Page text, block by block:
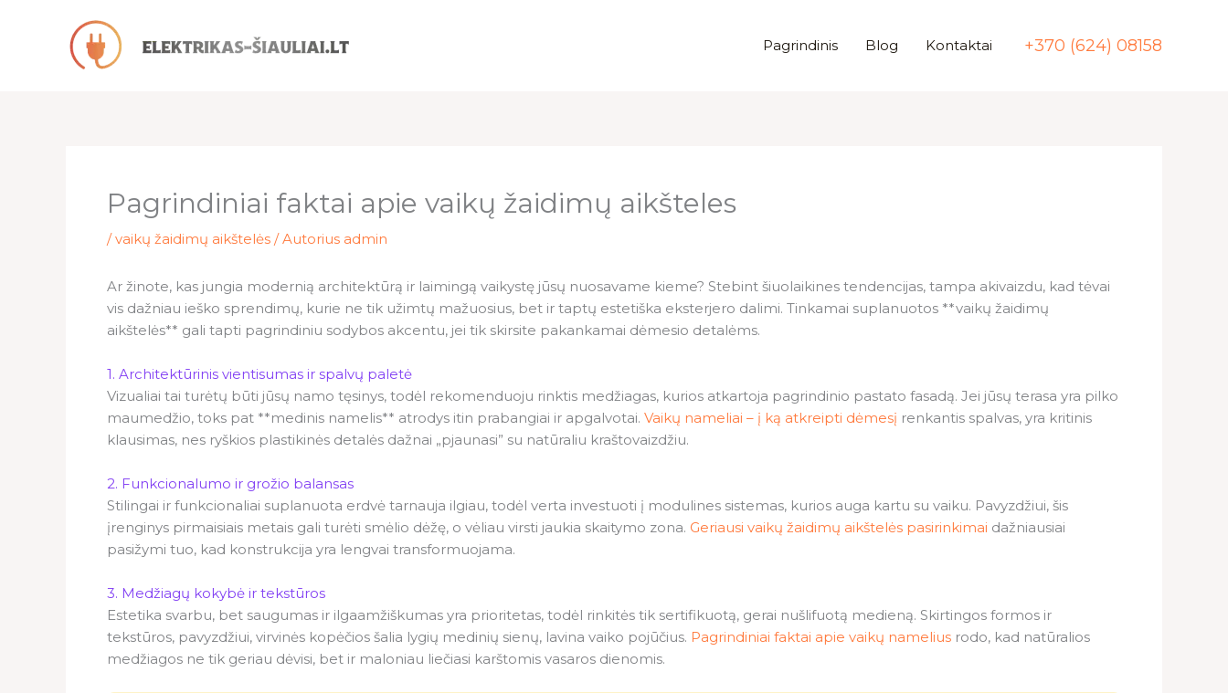
Pagrindinis Blog Kontaktai +370 (624) 08158
Pagrindiniai faktai apie vaikų žaidimų aikšteles
/vaikų žaidimų aikštelės / Autorius admin
Ar žinote, kas jungia modernią architektūrą ir laimingą vaikystę jūsų nuosavame kieme? Stebint šiuolaikines tendencijas, tampa akivaizdu, kad tėvai
vis dažniau ieško sprendimų, kurie ne tik užimtų mažuosius, bet ir taptų estetiška eksterjero dalimi. Tinkamai suplanuotos **vaikų žaidimų
aikštelės** gali tapti pagrindiniu sodybos akcentu, jei tik skirsite pakankamai dėmesio detalėms.
1. Architektūrinis vientisumas ir spalvų paletė
Vizualiai tai turėtų būti jūsų namo tęsinys, todėl rekomenduoju rinktis medžiagas, kurios atkartoja pagrindinio pastato fasadą. Jei jūsų terasa yra pilko
maumedžio, toks pat **medinis namelis** atrodys itin prabangiai ir apgalvotai. Vaikų nameliai – į ką atkreipti dėmesį renkantis spalvas, yra kritinis
klausimas, nes ryškios plastikinės detalės dažnai „pjaunasi” su natūraliu kraštovaizdžiu.
2. Funkcionalumo ir grožio balansas
Stilingai ir funkcionaliai suplanuota erdvė tarnauja ilgiau, todėl verta investuoti į modulines sistemas, kurios auga kartu su vaiku. Pavyzdžiui, šis
įrenginys pirmaisiais metais gali turėti smėlio dėžę, o vėliau virsti jaukia skaitymo zona. Geriausi vaikų žaidimų aikštelės pasirinkimai dažniausiai
pasižymi tuo, kad konstrukcija yra lengvai transformuojama.
3. Medžiagų kokybė ir tekstūros
Estetika svarbu, bet saugumas ir ilgaamžiškumas yra prioritetas, todėl rinkitės tik sertifikuotą, gerai nušlifuotą medieną. Skirtingos formos ir
tekstūros, pavyzdžiui, virvinės kopėčios šalia lygių medinių sienų, lavina vaiko pojūčius. Pagrindiniai faktai apie vaikų namelius rodo, kad natūralios
medžiagos ne tik geriau dėvisi, bet ir maloniau liečiasi karštomis vasaros dienomis.